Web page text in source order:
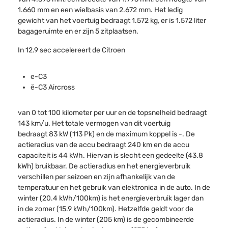
1.660 mm en een wielbasis van 2.672 mm. Het ledig
gewicht van het voertuig bedraagt 1.572 kg, er is 1.572 liter
bagageruimte en er zijn 5 zitplaatsen.
In 12.9 sec accelereert de Citroen
e-C3
ë-C3 Aircross
van 0 tot 100 kilometer per uur en de topsnelheid bedraagt
143 km/u. Het totale vermogen van dit voertuig
bedraagt 83 kW (113 Pk) en de maximum koppel is -. De
actieradius van de accu bedraagt 240 km en de accu
capaciteit is 44 kWh. Hiervan is slecht een gedeelte (43.8
kWh) bruikbaar. De actieradius en het energieverbruik
verschillen per seizoen en zijn afhankelijk van de
temperatuur en het gebruik van elektronica in de auto. In de
winter (20.4 kWh/100km) is het energieverbruik lager dan
in de zomer (15.9 kWh/100km). Hetzelfde geldt voor de
actieradius. In de winter (205 km) is de gecombineerde